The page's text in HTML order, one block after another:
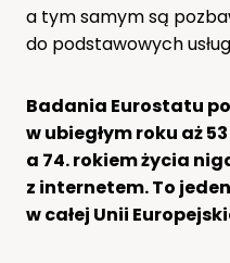
a tym samym są
do podstawowych
Badania Eurostatu
w ubiegłym roku aż
a 74. rokiem życia
z internetem. To
w całej Unii